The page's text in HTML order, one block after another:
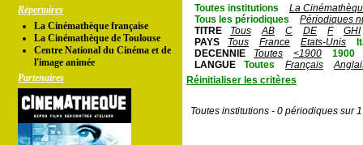
Répertoires
La Cinémathèque française
La Cinémathèque de Toulouse
Centre National du Cinéma et de
l'image animée
Partenaires
Toutes institutions
La
Tous les périodiques
Périodiques
TITRE
Tous AB C DE F
GHI
PAYS
Tous France Etats-Unis
DECENNIE
Toutes <1900
1900
LANGUE
Toutes Français
Réinitialiser les critères
Toutes institutions - 0 périodiques sur